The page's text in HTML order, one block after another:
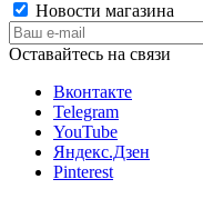
Новости магазина
Оставайтесь на связи
Вконтакте
Telegram
YouTube
Яндекс.Дзен
Pinterest